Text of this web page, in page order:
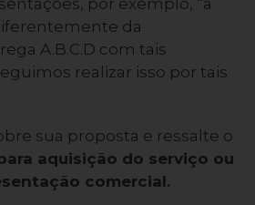
por exemplo, “a
da
A.B.C.D com tais
realizar isso por tais
sua proposta e ressalte o
aquisição do serviço ou
comercial.